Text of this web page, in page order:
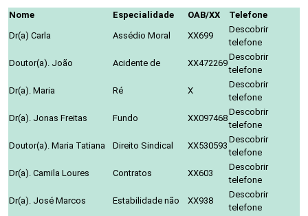
Nome Especialidade OAB/XX
Telefone
Dr(a) Carla
Assédio Moral XX699
Descobrir
telefone
Doutor(a). João
Acidente de XX472269
Descobrir
telefone
Dr(a). Maria
Ré X
Descobrir
telefone
Dr(a). Jonas Freitas
Fundo XX097468
Descobrir
telefone
Doutor(a). Maria Tatiana
Direito Sindical XX530593
Descobrir
telefone
Dr(a). Camila Loures
Contratos XX603
Descobrir
telefone
Dr(a). José Marcos
Estabilidade não XX938
Descobrir
telefone